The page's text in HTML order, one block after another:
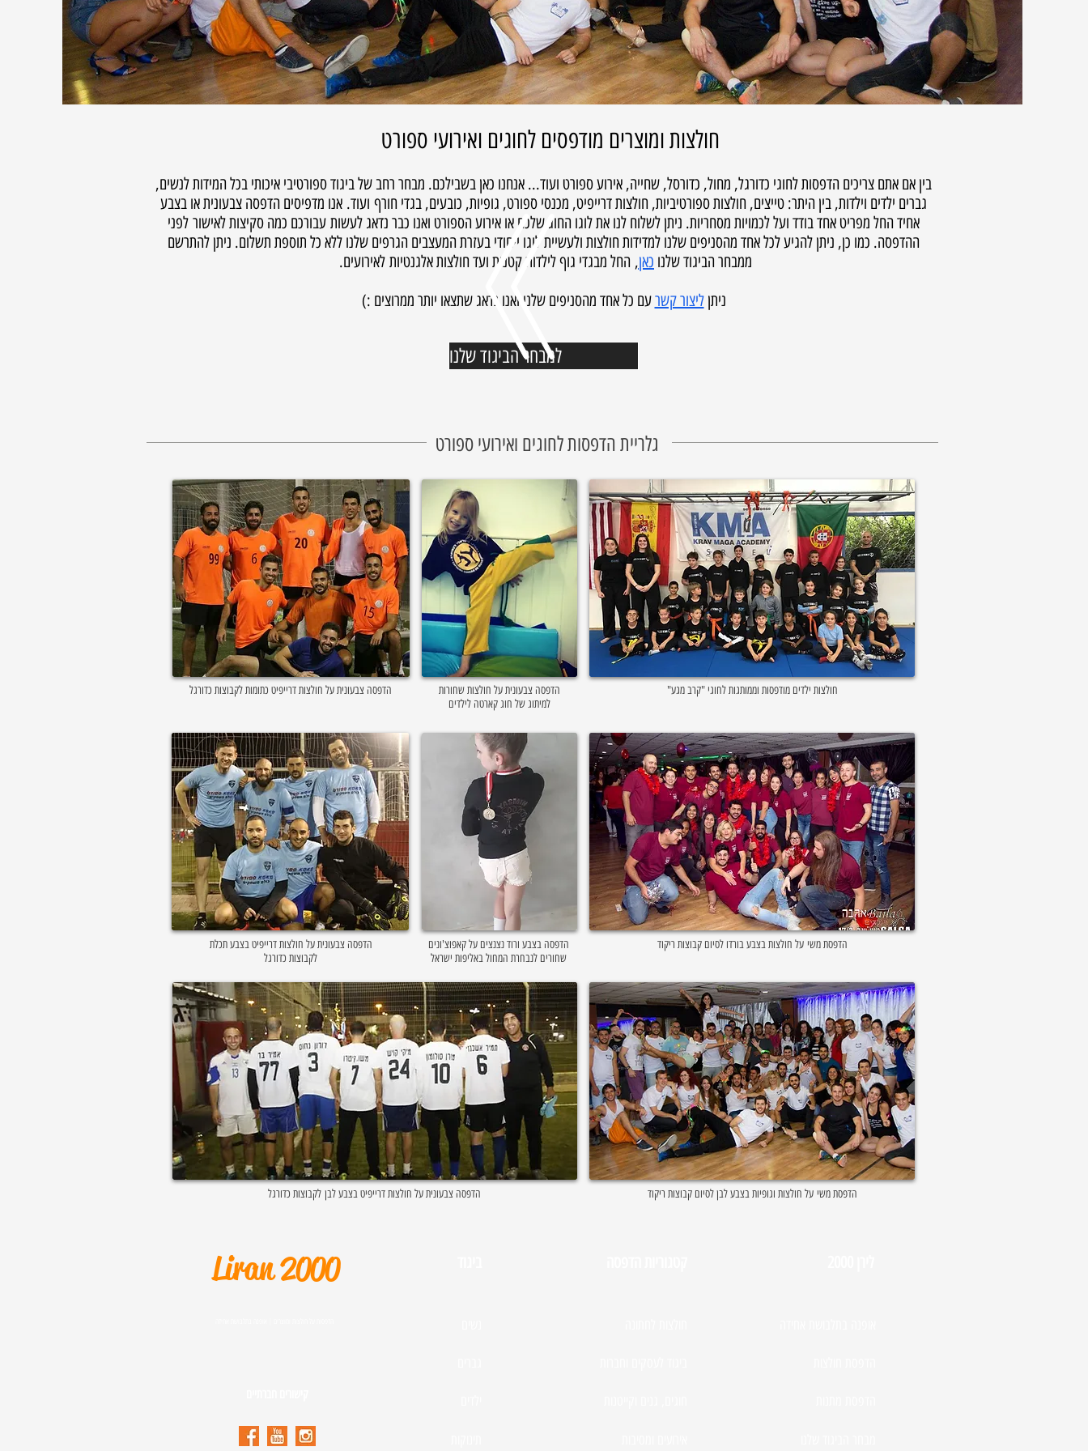
חולצות ומוצרים מודפסים לחוגים ואירועי ספורט
בין אם אתם צריכים הדפסות לחוגי כדורגל, מחול, כדורסל, שחייה, אירוע ספורט ועוד... אנחנו כאן בשבילכם. מבחר רחב של ביגוד ספורטיבי איכותי בכל המידות לנשים,
גברים ילדים וילדות, בין היתר: טייצים, חולצות ספורטיביות, חולצות דרייפיט, מכנסי ספורט, גופיות, כובעים, בגדי חורף ועוד. אנו מדפיסים הדפסה צבעונית או בצבע
אחיד החל מפריט אחד בודד ועל לכמויות מסחריות. ניתן לשלוח לנו את לוגו החוג שלכם או אירוע הספורט ואנו כבר נדאג לעשות עבורכם כמה סקיצות לאישור לפני
ההדפסה. כמו כן, ניתן להגיע לכל אחד מהסניפים שלנו למדידות חולצות ולעשיית לוגו ייחודי בעזרת המעצבים הגרפים שלנו ללא כל תוספת תשלום. ניתן להתרשם
ממבחר הביגוד שלנו כאן, החל מבגדי גוף לילדות קטנות ועד חולצות אלגנטיות לאירועים.
ניתןליצור קשרעם כל אחד מהסניפים שלנו ואנו נדאג שתצאו יותר ממרוצים :)
למבחר הביגוד שלנו
גלריית הדפסות לחוגים ואירועי ספורט
הדפסה צבעונית על חולצות דרייפיט כתומות לקבוצות כדורגל
הדפסה צבעונית על חולצות שחורות
למיתוג של חוג קארטה לילדים
הדפסה צבעונית על חולצות דרייפיט בצבע תכלת
לקבוצות כדורגל
הדפסה בצבע ורוד נצנצים על קאפוצ'ונים
שחורים לנבחרת המחול באליפות ישראל
הדפסה צבעונית על חולצות דרייפיט בצבע לבן לקבוצות כדורגל
"חולצות ילדים מודפסות וממותגות לחוגי "קרב מגע
הדפסת משי על חולצות בצבע בורדו לסיום קבוצות ריקוד
הדפסת משי על חולצות וגופיות בצבע לבן לסיום קבוצות ריקוד
Liran 2000